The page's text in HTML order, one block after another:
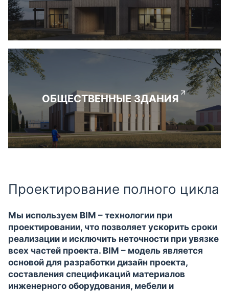
ОБЩЕСТВЕННЫЕ ЗДАНИЯ
Проектирование полного цикла
Мы используем BIM – технологии при
проектировании, что позволяет ускорить сроки
реализации и исключить неточности при увязке
всех частей проекта. BIM – модель является
основой для разработки дизайн проекта,
составления спецификаций материалов
инженерного оборудования, мебели и